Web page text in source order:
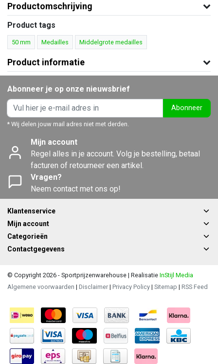
Productomschrijving
Product tags
50 mm Medailles Middelgrote medailles
Product informatie
Abonneer je op onze nieuwsbrief
Abonneer
* Wij delen jouw mail adres niet met derden.
Mijn account
Regel alles in je account. Volg je bestelling, betaal
facturen of retourneer een artikel.
Vragen?
Neem contact met ons op!
Klantenservice
Mijn account
Categorieën
Contactgegevens
© Copyright 2026 - Sportprijzenwarehouse | Realisatie InStijl Media
Algemene voorwaarden | Disclaimer | Privacy Policy | Sitemap | RSS Feed